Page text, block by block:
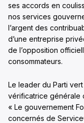
ses accords en
nos services
l’argent des
d’une entreprise
de l’opposition
consommateurs.
Le leader du Parti
vérificatrice générale
« Le gouvernement
concernés de